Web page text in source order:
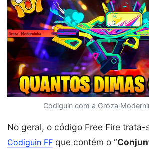
Codiguin com a Groza
No geral, o código Free Fire trata-
Codiguin FF que contém o “